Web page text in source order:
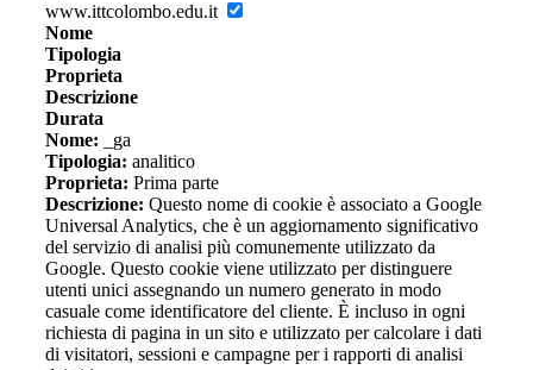
www.ittcolombo.edu.it
Nome
Tipologia
Proprieta
Descrizione
Durata
Nome: _ga
Tipologia: analitico
Proprieta: Prima parte
Descrizione: Questo nome di cookie è associato a Google
Universal Analytics, che è un aggiornamento significativo
del servizio di analisi più comunemente utilizzato da
Google. Questo cookie viene utilizzato per distinguere
utenti unici assegnando un numero generato in modo
casuale come identificatore del cliente. È incluso in ogni
richiesta di pagina in un sito e utilizzato per calcolare i dati
di visitatori, sessioni e campagne per i rapporti di analisi